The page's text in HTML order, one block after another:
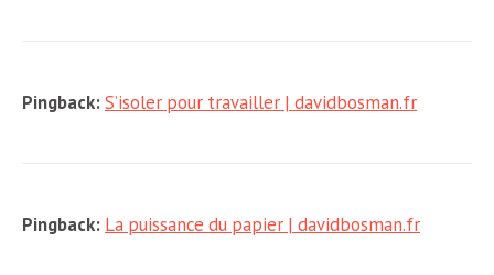
Pingback:S’isoler pour travailler | davidbosman.fr
Pingback: La puissance du papier | davidbosman.fr